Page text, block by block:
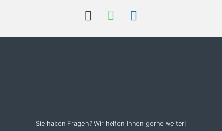
Sie haben Fragen? Wir helfen Ihnen gerne weiter!